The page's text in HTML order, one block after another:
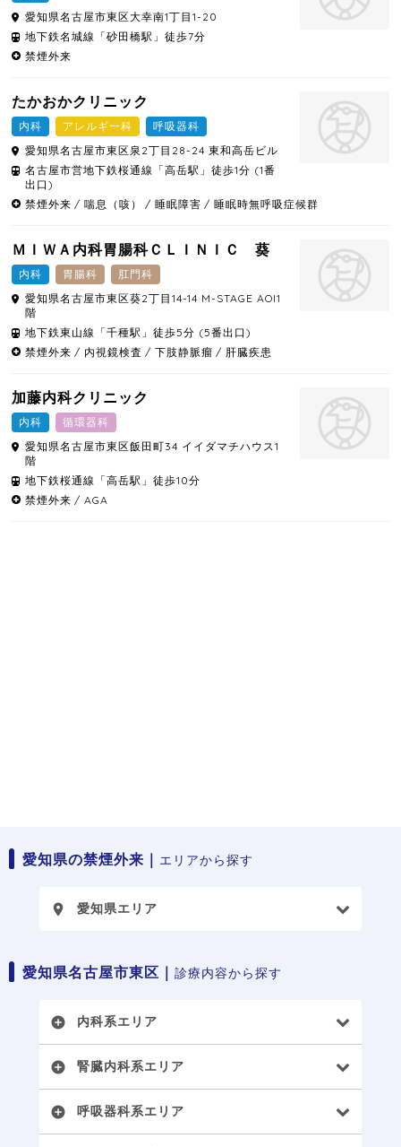
愛知県名古屋市東区大幸南1丁目1-20
地下鉄名城線「砂田橋駅」徒歩7分
禁煙外来
たかおかクリニック
内科 アレルギー科
呼吸器科
愛知県名古屋市東区泉2丁目28-24 東和高岳ビル
名古屋市営地下鉄桜通線「高岳駅」徒歩1分 (1番
出口)
禁煙外来
喘息（咳） 睡眠障害 睡眠時無呼吸症候群
ＭＩＷＡ内科胃腸科ＣＬＩＮＩＣ 葵
内科 胃腸科
肛門科
愛知県名古屋市東区葵2丁目14-14 M-STAGE AOI1
階
地下鉄東山線「千種駅」徒歩5分 (5番出口)
禁煙外来
内視鏡検査 下肢静脈瘤 肝臓疾患
加藤内科クリニック
内科
循環器科
愛知県名古屋市東区飯田町34 イイダマチハウス1
階
地下鉄桜通線「高岳駅」徒歩10分
禁煙外来
AGA
愛知県の禁煙外来｜ エリアから探す
place 愛知県エリア
愛知県名古屋市東区｜ 診療内容から探す
add_circle 内科系エリア
add_circle 腎臓内科系エリア
add_circle 呼吸器科系エリア